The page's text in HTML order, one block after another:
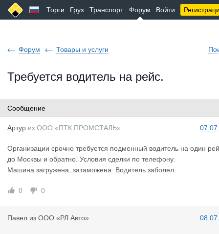
Торги Груз Транспорт Форум Войти
Форум Товары и услуги
Требуется водитель на рейс.
Сообщение
Артур из ООО «ПТК ПРОМСТАЛЬ»
Организации срочно требуется подменный водитель на один
до Москвы и обратно. Условия сделки по телефону.
Машина загружена, затаможена. Водитель заболел.
0 0
Павел из ООО «РЛ Авто»